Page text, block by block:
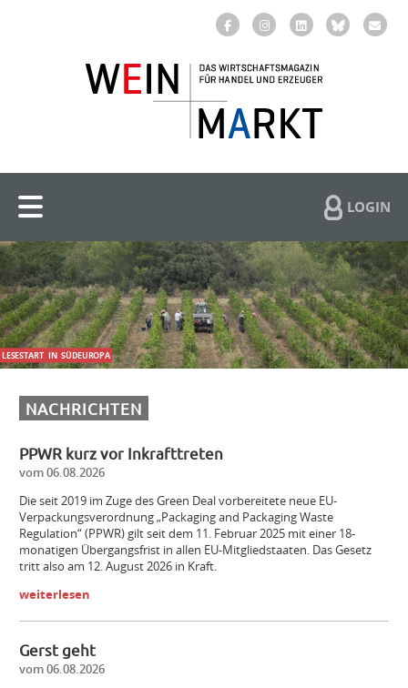
LOGIN
LESESTART IN SÜDEUROPA
NACHRICHTEN
PPWR kurz vor Inkrafttreten
vom 06.08.2026
Die seit 2019 im Zuge des Green Deal vorbereitete neue EU-
Verpackungsverordnung „Packaging and Packaging Waste
Regulation“ (PPWR) gilt seit dem 11. Februar 2025 mit einer 18-
monatigen Übergangsfrist in allen EU-Mitgliedstaaten. Das Gesetz
tritt also am 12. August 2026 in Kraft.
weiterlesen
Gerst geht
vom 06.08.2026